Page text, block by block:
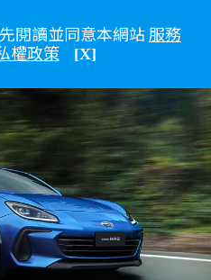
閱讀並同意本網站服務
權政策 [X]